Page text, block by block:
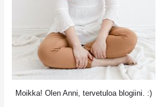
Moikka! Olen Anni, tervetuloa blogiini. :)